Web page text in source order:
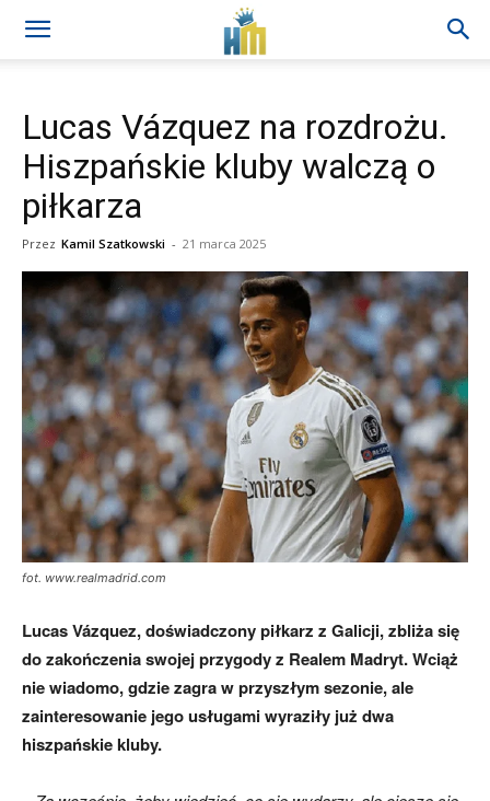
Lucas Vázquez na rozdrożu.
Hiszpańskie kluby walczą o
piłkarza
Przez Kamil Szatkowski - 21 marca 2025
fot. www.realmadrid.com
Lucas Vázquez, doświadczony piłkarz z Galicji, zbliża się
do zakończenia swojej przygody z Realem Madryt. Wciąż
nie wiadomo, gdzie zagra w przyszłym sezonie, ale
zainteresowanie jego usługami wyraziły już dwa
hiszpańskie kluby.